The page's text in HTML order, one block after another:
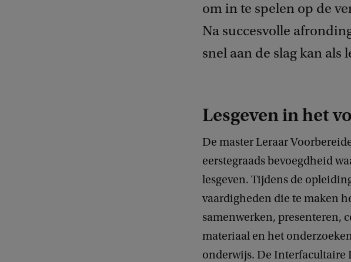
om in te spelen op de
Na succesvolle
snel aan de slag kan
Lesgeven in het
De master Leraar
eerstegraads bevoegdheid
lesgeven. Tijdens de
vaardigheden die te maken
samenwerken, presenteren,
materiaal en het
onderwijs. De Interfacultaire